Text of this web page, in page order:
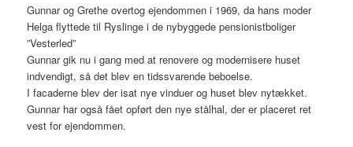
Gunnar og Grethe overtog ejendommen i 1969, da hans moder
Helga flyttede til Ryslinge i de nybyggede pensionistboliger
”Vesterled”
Gunnar gik nu i gang med at renovere og modernisere huset
indvendigt, så det blev en tidssvarende beboelse.
I facaderne blev der isat nye vinduer og huset blev nytækket.
Gunnar har også fået opført den nye stålhal, der er placeret ret
vest for ejendommen.